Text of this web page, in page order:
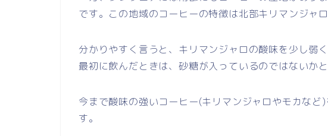
です。この地域のコーヒーの特徴は北部キリマンジャ
分かりやすく言うと、キリマンジャロの酸味を少し弱
最初に飲んだときは、砂糖が入っているのではないか
今まで酸味の強いコーヒー(キリマンジャロやモカな
す。